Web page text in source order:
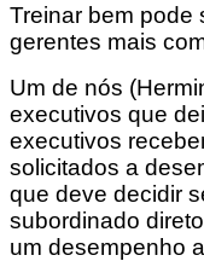
Treinar bem pode
gerentes mais
Um de nós
executivos que
executivos
solicitados a
que deve decidir
subordinado
um desempenho